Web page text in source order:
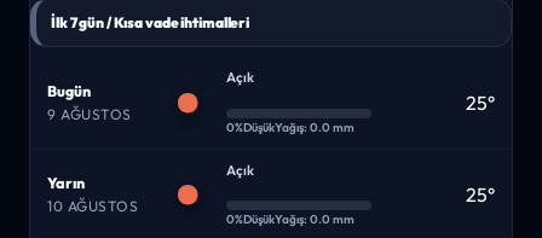
İlk 7 gün / Kısa vade ihtimalleri
Bugün
9 AĞUSTOS
Açık
0%DüşükYağış: 0.0 mm
25°
Yarın
10 AĞUSTOS
Açık
0%DüşükYağış: 0.0 mm
25°